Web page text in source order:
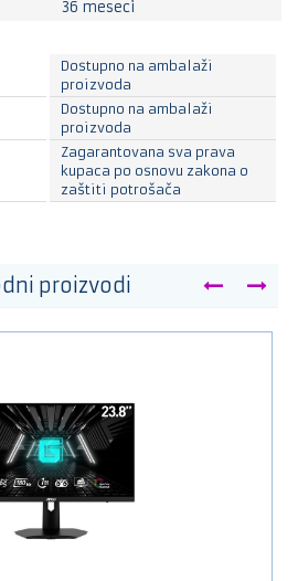
36 meseci
Dostupno na ambalaži
proizvoda
Dostupno na ambalaži
proizvoda
Zagarantovana sva prava
kupaca po osnovu zakona o
zaštiti potrošača
proizvodi